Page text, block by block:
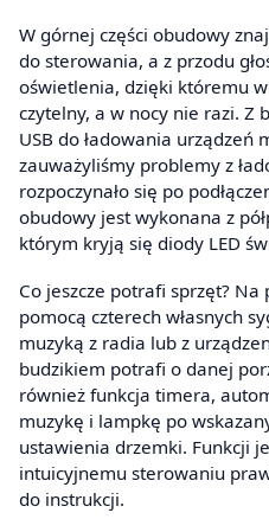
W górnej części obudowy
do sterowania, a z przodu
oświetlenia, dzięki któremu
czytelny, a w nocy nie razi. Z
USB do ładowania urządzeń
zauważyliśmy problemy z
rozpoczynało się po
obudowy jest wykonana z
którym kryją się diody LED
Co jeszcze potrafi sprzęt? Na
pomocą czterech własnych
muzyką z radia lub z
budzikiem potrafi o danej
również funkcja timera,
muzykę i lampkę po
ustawienia drzemki. Funkcji
intuicyjnemu sterowaniu
do instrukcji.